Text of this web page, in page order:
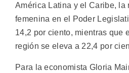
América Latina y el Caribe, la
femenina en el Poder
14,2 por ciento, mientras que
región se eleva a 22,4 por
Para la economista Gloria